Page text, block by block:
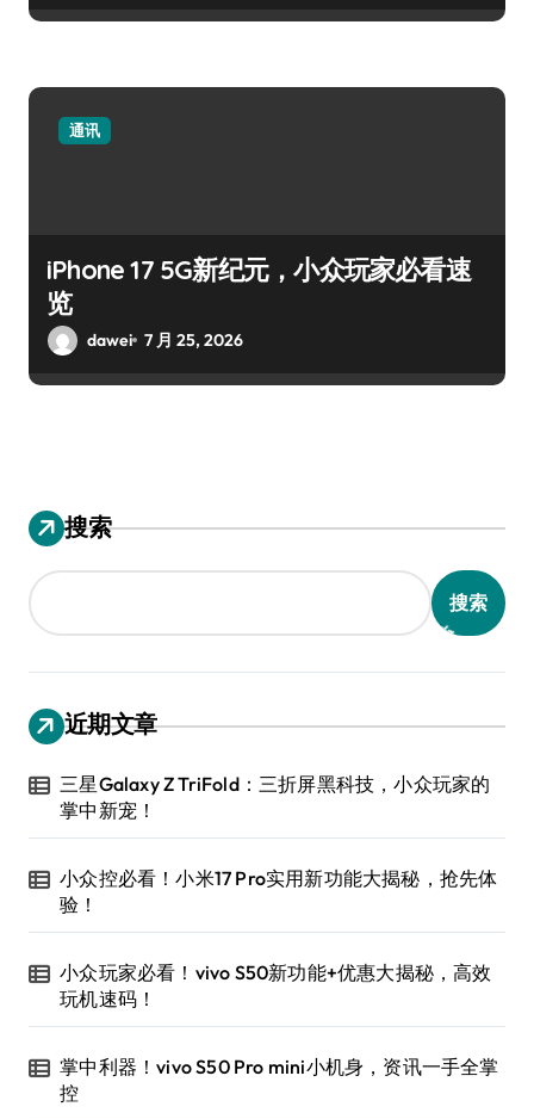
通讯
iPhone 17 5G新纪元，小众玩家必看速
览
dawei 7 月 25, 2026
搜索
搜索
近期文章
三星Galaxy Z TriFold：三折屏黑科技，小众玩家的
掌中新宠！
小众控必看！小米17 Pro实用新功能大揭秘，抢先体
验！
小众玩家必看！vivo S50新功能+优惠大揭秘，高效
玩机速码！
掌中利器！vivo S50 Pro mini小机身，资讯一手全掌
控